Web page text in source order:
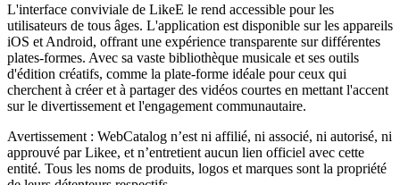
L'interface conviviale de LikeE le rend accessible pour les
utilisateurs de tous âges. L'application est disponible sur les appareils
iOS et Android, offrant une expérience transparente sur différentes
plates-formes. Avec sa vaste bibliothèque musicale et ses outils
d'édition créatifs, comme la plate-forme idéale pour ceux qui
cherchent à créer et à partager des vidéos courtes en mettant l'accent
sur le divertissement et l'engagement communautaire.
Avertissement : WebCatalog n’est ni affilié, ni associé, ni autorisé, ni
approuvé par Likee, et n’entretient aucun lien officiel avec cette
entité. Tous les noms de produits, logos et marques sont la propriété